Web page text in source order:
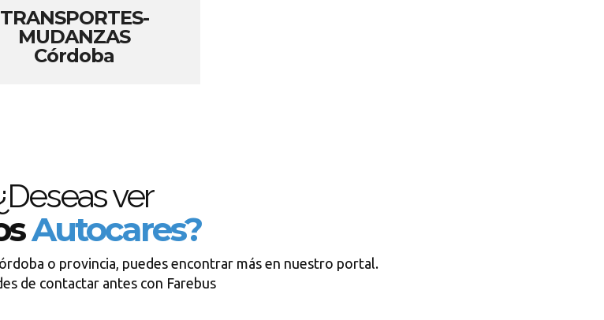
TRANSPORTES-
MUDANZAS
Córdoba
ver
Autocares?
o provincia, puedes encontrar más en nuestro portal.
de contactar antes con Farebus